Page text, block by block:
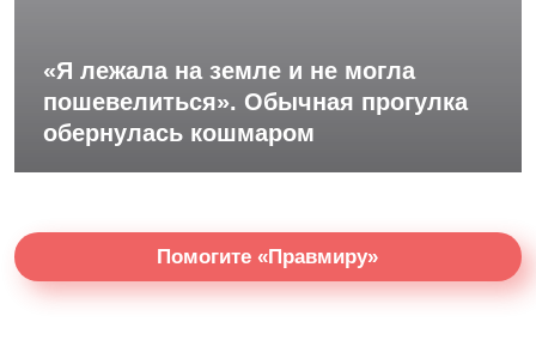
«Я лежала на земле и не могла
пошевелиться». Обычная прогулка
обернулась кошмаром
Помогите «Правмиру»